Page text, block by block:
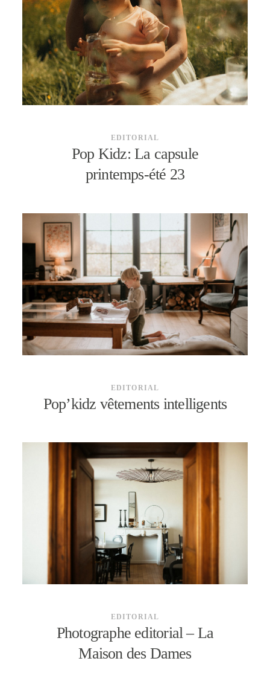
EDITORIAL
Pop Kidz: La capsule
printemps-été 23
EDITORIAL
Pop’kidz vêtements intelligents
EDITORIAL
Photographe editorial – La
Maison des Dames